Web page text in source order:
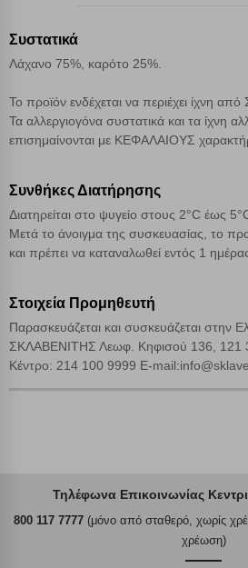
Συστατικά
Λάχανο 75%, καρότο 25%.
Το προϊόν ενδέχεται να περιέχει ίχνη
Τα αλλεργιογόνα συστατικά και τα ίχνη
επισημαίνονται με ΚΕΦΑΛΑΙΟΥΣ
Συνθήκες Διατήρησης
Διατηρείται στο ψυγείο στους 2°C έως
Μετά το άνοιγμα της συσκευασίας, το
και πρέπει να καταναλωθεί εντός 1
Στοιχεία Προμηθευτή
Παρασκευάζεται και συσκευάζεται στην
ΣΚΛΑΒΕΝΙΤΗΣ Λεωφ. Κηφισού 136, 121
Κέντρο: 214 100 9999 E-
Τηλέφωνα Επικοινωνίας
800 117 7777(μόνο από σταθερό, χωρίς
χρέωση)
Αποδοχή όλων